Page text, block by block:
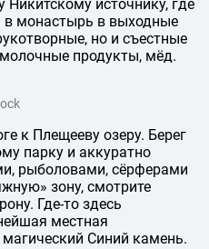
Никитскому источнику, где
в монастырь в выходные
но и съестные
продукты, мёд.
к Плещееву озеру. Берег
парку и аккуратно
рыболовами, сёрферами
зону, смотрите
Где-то здесь
местная
Синий камень.